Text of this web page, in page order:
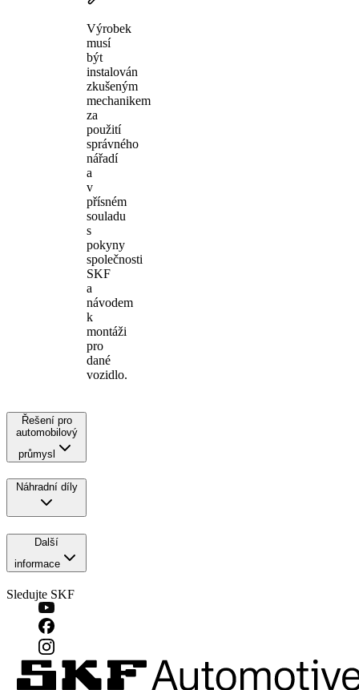
Výrobek
musí
být
instalován
zkušeným
mechanikem
za
použití
správného
nářadí
a
v
přísném
souladu
s
pokyny
společnosti
SKF
a
návodem
k
montáži
pro
dané
vozidlo.
Řešení pro
automobilový
průmysl
Náhradní díly
Další
informace
Sledujte SKF